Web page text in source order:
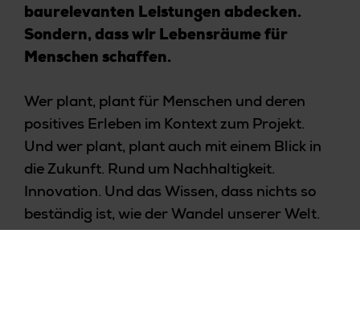
baurelevanten Leistungen abdecken.
Sondern, dass wir Lebensräume für
Menschen schaffen.
Wer plant, plant für Menschen und deren
positives Erleben im Kontext zum Projekt.
Und wer plant, plant auch mit einem Blick in
die Zukunft. Rund um Nachhaltigkeit.
Innovation. Und das Wissen, dass nichts so
beständig ist, wie der Wandel unserer Welt.
Wenn wir dabei schaffen, die Erwartungen zu